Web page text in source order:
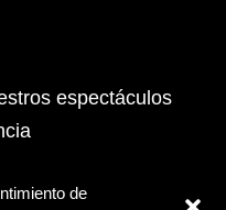
de
espectáculos